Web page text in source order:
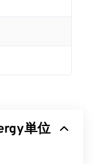
単位